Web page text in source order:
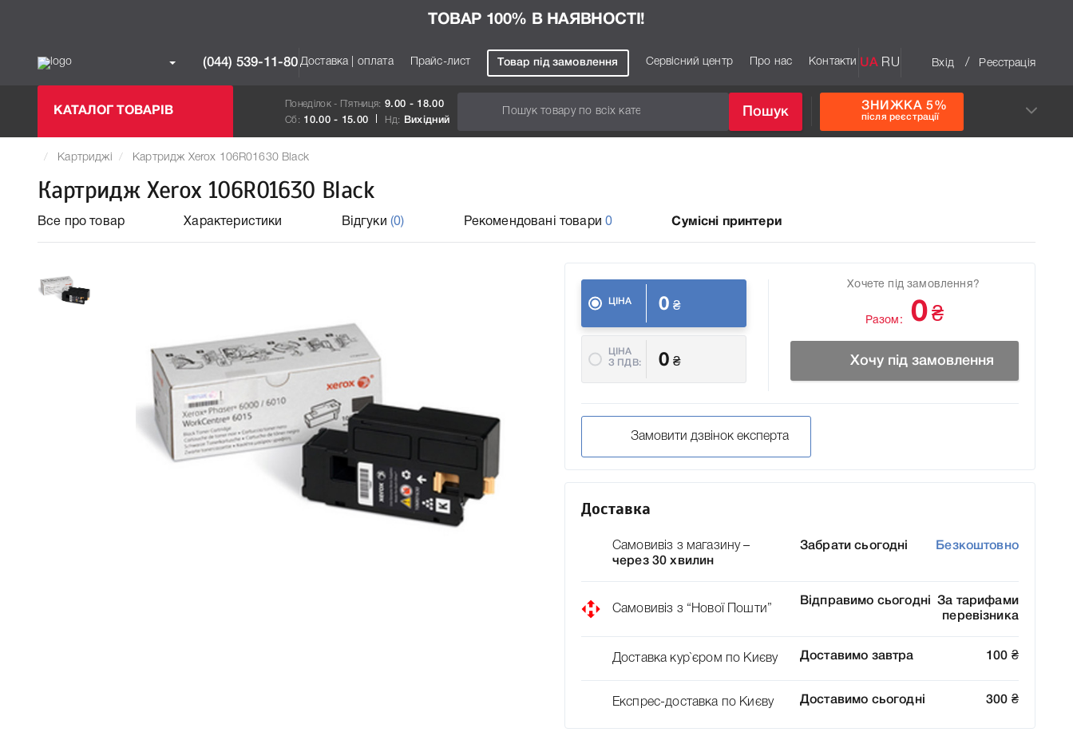
ТОВАР 100% В НАЯВНОСТІ!
(044) 539-11-80 Доставка | оплата Прайс-лист Товар під замовлення Сервісний центр Про нас Контакти UA RU Вхід / Реєстрація
КАТАЛОГ ТОВАРІВ
Понеділок - П`ятниця: 9.00 - 18.00
Сб: 10.00 - 15.00 Нд: Вихідний
Пошук ЗНИЖКА 5%
після реєстрації
Картриджі Картридж Xerox 106R01630 Black
Картридж Xerox 106R01630 Black
Все про товар Характеристики Відгуки (0) Рекомендовані товари 0 Сумісні принтери
ЦІНА 0 ₴
ЦІНА
З ПДВ:
0 ₴
Хочете під замовлення?
Разом: 0 ₴
Хочу під замовлення
Замовити дзвінок експерта
Доставка
Самовивіз з магазину –
через 30 хвилин
Забрати сьогодні Безкоштовно
Самовивіз з “Нової Пошти”
Відправимо сьогодні
За тарифами
перевізника
Доставка кур`єром по Києву Доставимо завтра 100 ₴
Експрес-доставка по Києву Доставимо сьогодні 300 ₴